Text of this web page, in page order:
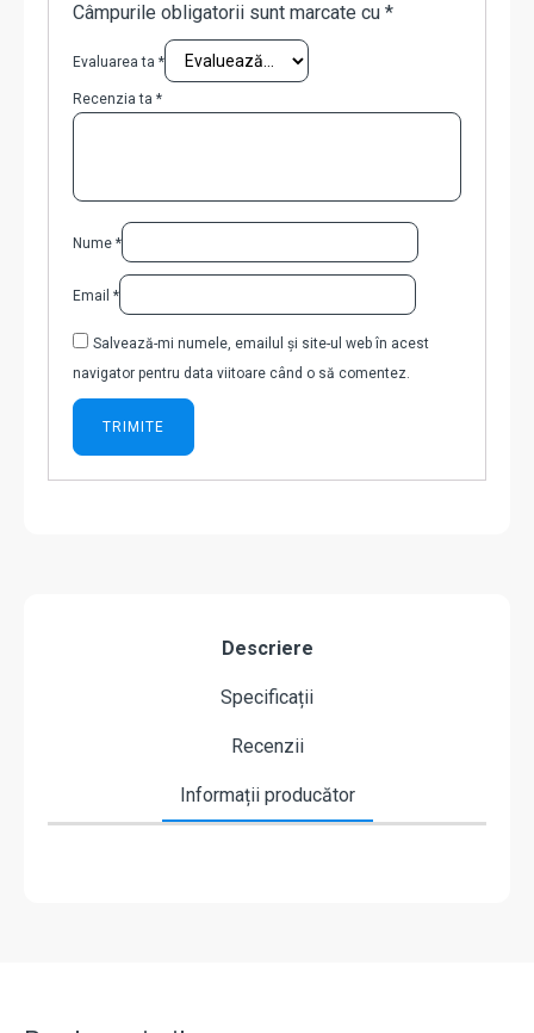
Câmpurile obligatorii sunt marcate cu *
Evaluarea ta *
Recenzia ta *
Nume *
Email *
Salvează-mi numele, emailul și site-ul web în acest
navigator pentru data viitoare când o să comentez.
Descriere
Specificații
Recenzii
Informații producător